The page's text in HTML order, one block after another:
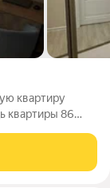
квартиру
квартиры 86
двор,